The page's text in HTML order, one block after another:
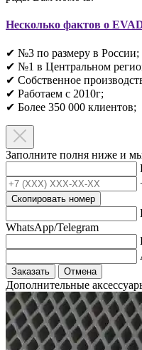
Несколько фактов о
✔ №3 по размеру в России;
✔ №1 в Центральном
✔ Собственное
✔ Работаем с 2010г;
✔ Более 350 000 клиентов;​
Заполните полня ниже и
Скопировать номер
WhatsApp/Telegram
Заказать Отмена
Дополнительные